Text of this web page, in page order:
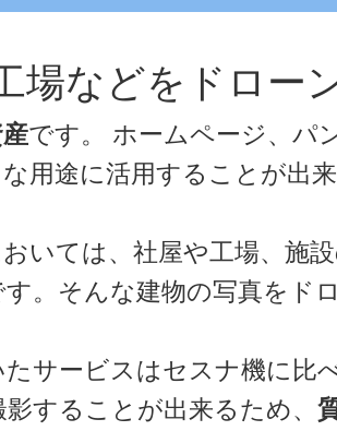
場などをドロー
です。 ホームページ、パ
用途に活用することが出来
いては、社屋や工場、施
。そんな建物の写真をド
たサービスはセスナ機に比
することが出来るため、